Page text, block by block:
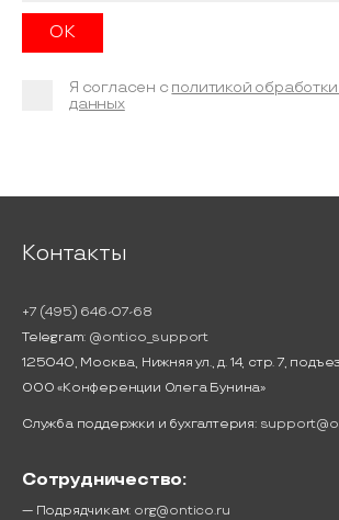
Я согласен с политикой
данных
Контакты
+7 (495) 646-07-68
Telegram: @ontico_support
125040, Москва, Нижняя ул., д. 14, стр. 7,
ООО «Конференции Олега Бунина»
Служба поддержки и бухгалтерия:
Сотрудничество:
— Подрядчикам: org@ontico.ru